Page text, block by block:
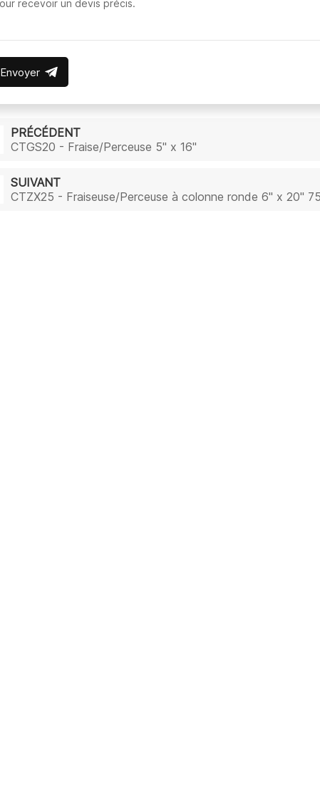
Envoyer
PRÉCÉDENT
CTGS20 - Fraise/Perceuse 5" x 16"
SUIVANT
CTZX25 - Fraiseuse/Perceuse à colonne ronde 6" x 20"